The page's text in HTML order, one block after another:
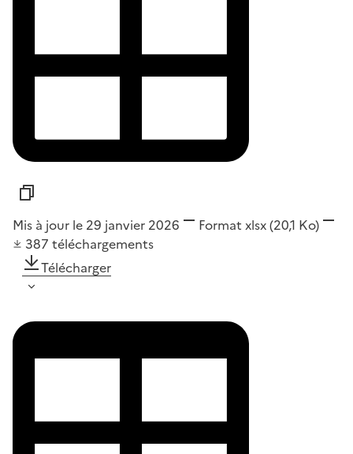
Mis à jour le 29 janvier 2026 Format xlsx(20,1 Ko)
387 téléchargements
Télécharger